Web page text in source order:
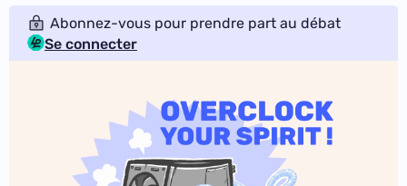
Abonnez-vous pour prendre part au débat
Se connecter